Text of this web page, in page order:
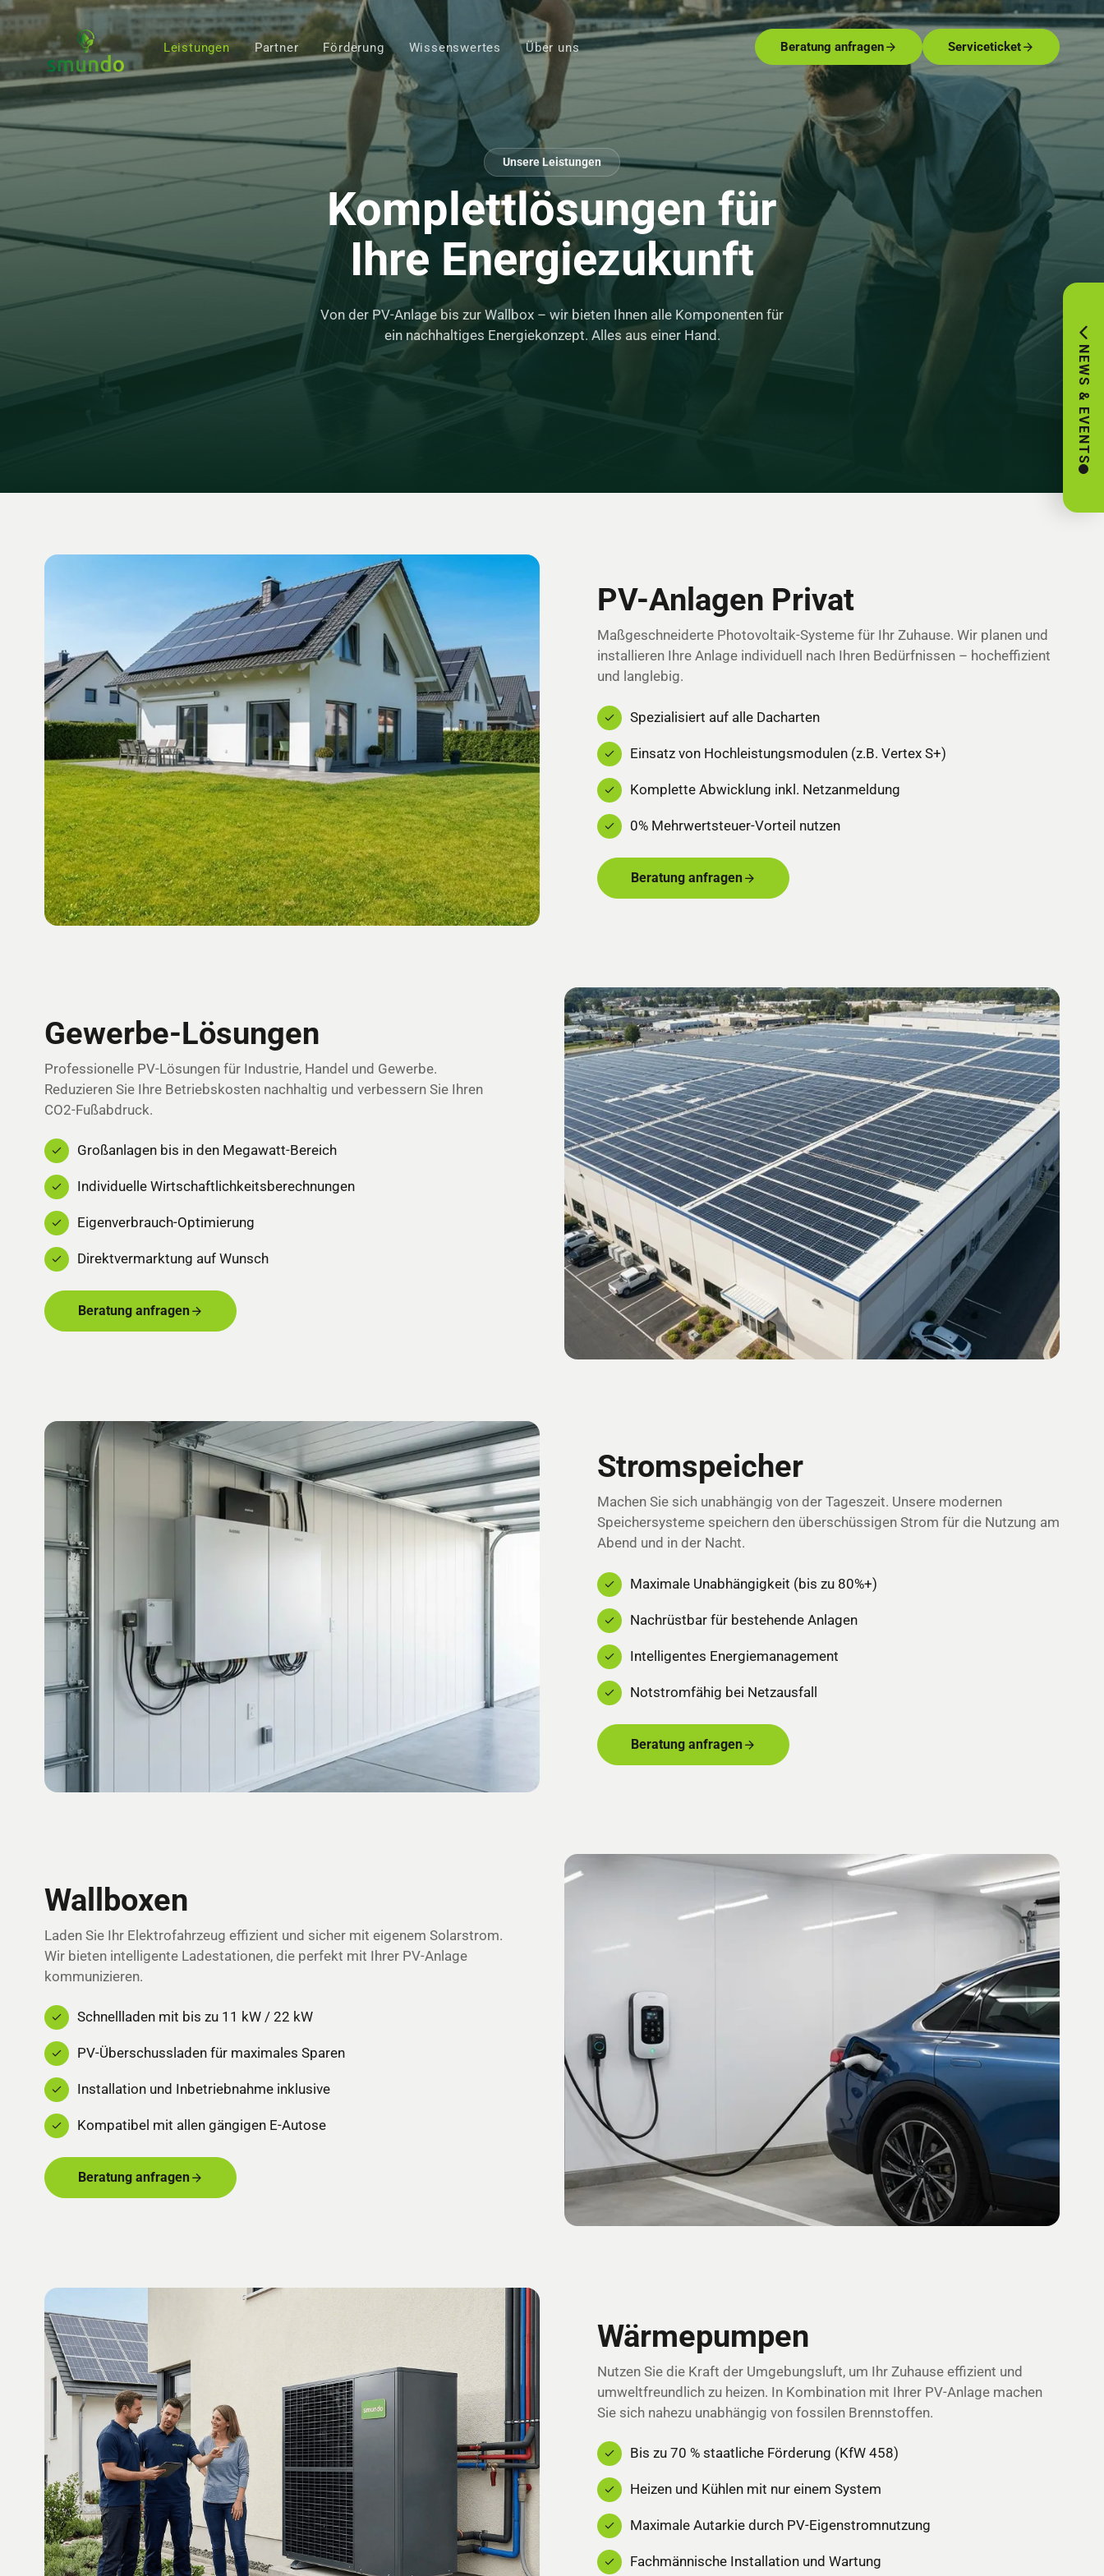
Leistungen Partner Förderung Wissenswertes Über uns Beratung anfragen Serviceticket
NEWS & EVENTS
Unsere Leistungen
Komplettlösungen für
Ihre Energiezukunft
Von der PV-Anlage bis zur Wallbox – wir bieten Ihnen alle Komponenten für
ein nachhaltiges Energiekonzept. Alles aus einer Hand.
PV-Anlagen Privat
Maßgeschneiderte Photovoltaik-Systeme für Ihr Zuhause. Wir planen und
installieren Ihre Anlage individuell nach Ihren Bedürfnissen – hocheffizient
und langlebig.
Spezialisiert auf alle Dacharten
Einsatz von Hochleistungsmodulen (z.B. Vertex S+)
Komplette Abwicklung inkl. Netzanmeldung
0% Mehrwertsteuer-Vorteil nutzen
Beratung anfragen
Gewerbe-Lösungen
Professionelle PV-Lösungen für Industrie, Handel und Gewerbe.
Reduzieren Sie Ihre Betriebskosten nachhaltig und verbessern Sie Ihren
CO2-Fußabdruck.
Großanlagen bis in den Megawatt-Bereich
Individuelle Wirtschaftlichkeitsberechnungen
Eigenverbrauch-Optimierung
Direktvermarktung auf Wunsch
Beratung anfragen
Stromspeicher
Machen Sie sich unabhängig von der Tageszeit. Unsere modernen
Speichersysteme speichern den überschüssigen Strom für die Nutzung am
Abend und in der Nacht.
Maximale Unabhängigkeit (bis zu 80%+)
Nachrüstbar für bestehende Anlagen
Intelligentes Energiemanagement
Notstromfähig bei Netzausfall
Beratung anfragen
Wallboxen
Laden Sie Ihr Elektrofahrzeug effizient und sicher mit eigenem Solarstrom.
Wir bieten intelligente Ladestationen, die perfekt mit Ihrer PV-Anlage
kommunizieren.
Schnellladen mit bis zu 11 kW / 22 kW
PV-Überschussladen für maximales Sparen
Installation und Inbetriebnahme inklusive
Kompatibel mit allen gängigen E-Autose
Beratung anfragen
Wärmepumpen
Nutzen Sie die Kraft der Umgebungsluft, um Ihr Zuhause effizient und
umweltfreundlich zu heizen. In Kombination mit Ihrer PV-Anlage machen
Sie sich nahezu unabhängig von fossilen Brennstoffen.
Bis zu 70 % staatliche Förderung (KfW 458)
Heizen und Kühlen mit nur einem System
Maximale Autarkie durch PV-Eigenstromnutzung
Fachmännische Installation und Wartung